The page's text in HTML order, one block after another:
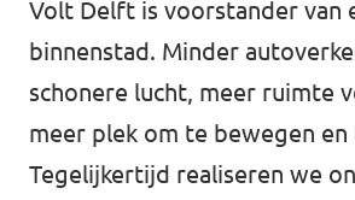
Afdelingsbesturen
Bestuur Rotterdam Zuid-
Volt Delft is voorstander van
binnenstad. Minder
schonere lucht, meer ruimte
meer plek om te bewegen en
Tegelijkertijd realiseren we